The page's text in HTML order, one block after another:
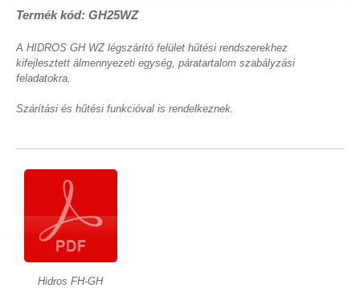
Termék kód: GH25WZ
A HIDROS GH WZ légszárító felület hűtési rendszerekhez
kifejlesztett álmennyezeti egység, páratartalom szabályzási
feladatokra.
Szárítási és hűtési funkcióval is rendelkeznek.
Hidros FH-GH